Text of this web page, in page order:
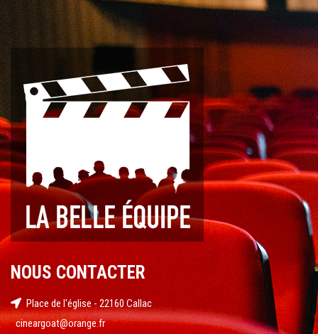
NOUS CONTACTER
Place de l'église - 22160 Callac
cineargoat@orange.fr